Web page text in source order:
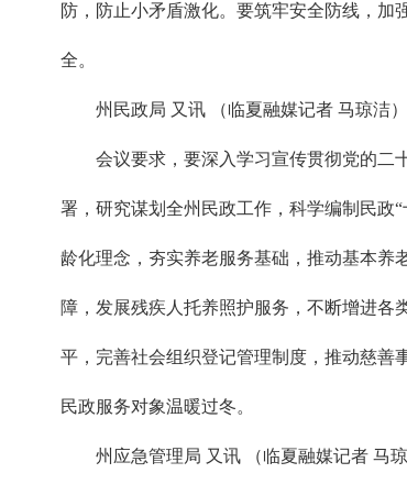
防，防止小矛盾激化。要筑牢安全防线，加
全。
州民政局 又讯 （临夏融媒记者 马琼洁
会议要求，要深入学习宣传贯彻党的二
署，研究谋划全州民政工作，科学编制民政
龄化理念，夯实养老服务基础，推动基本养
障，发展残疾人托养照护服务，不断增进各
平，完善社会组织登记管理制度，推动慈善
民政服务对象温暖过冬。
州应急管理局 又讯 （临夏融媒记者 马